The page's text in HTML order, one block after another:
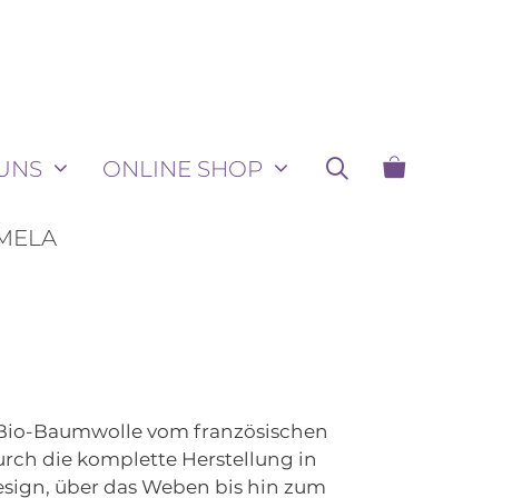
ONLINE SHOP
Baumwolle vom französischen
die komplette Herstellung in
über das Weben bis hin zum